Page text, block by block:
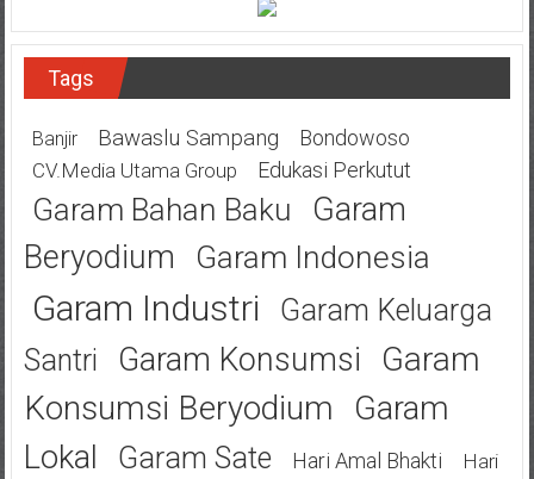
Tags
Banjir Bawaslu Sampang Bondowoso
CV.Media Utama Group Edukasi Perkutut
Garam Bahan Baku
Garam
Beryodium
Garam Indonesia
Garam Industri
Garam Keluarga
Santri
Garam Konsumsi
Garam
Konsumsi Beryodium
Garam
Lokal
Garam Sate Hari Amal Bhakti Hari